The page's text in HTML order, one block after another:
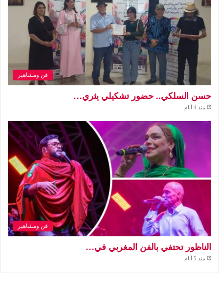
فن ومشاهير
حسن السلكي.. حضور تشكيلي يثري…
منذ 4 أيام
فن ومشاهير
الناظور تحتفي بالفن المغربي في…
منذ 5 أيام